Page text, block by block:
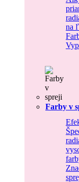
na
Farby v